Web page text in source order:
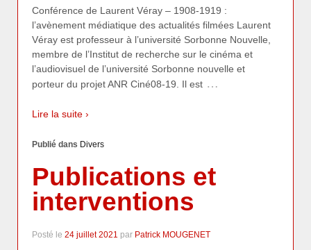
Conférence de Laurent Véray – 1908-1919 :
l’avènement médiatique des actualités filmées Laurent
Véray est professeur à l’université Sorbonne Nouvelle,
membre de l’Institut de recherche sur le cinéma et
l’audiovisuel de l’université Sorbonne nouvelle et
porteur du projet ANR Ciné08-19. Il est …
Lire la suite ›
Publié dans Divers
Publications et
interventions
Posté le 24 juillet 2021 par Patrick MOUGENET